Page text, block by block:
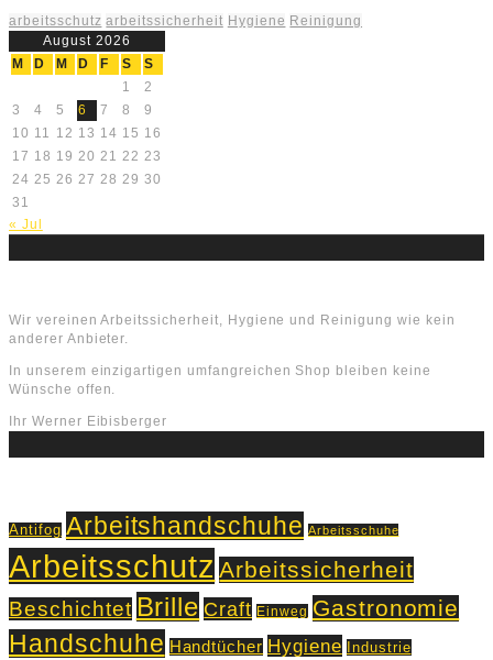
arbeitsschutz arbeitssicherheit Hygiene Reinigung
August 2026
M
D M D F S
S
1
2
3
4 5 6 7 8
9
10 11 12 13 14 15 16
17 18 19 20 21 22 23
24 25 26 27 28 29 30
31
« Jul
Wir vereinen Arbeitssicherheit, Hygiene und Reinigung wie kein
anderer Anbieter.
In unserem einzigartigen umfangreichen Shop bleiben keine
Wünsche offen.
Ihr Werner Eibisberger
Antifog Arbeitshandschuhe Arbeitsschuhe
Arbeitsschutz Arbeitssicherheit
Beschichtet Brille Craft Einweg Gastronomie
Handschuhe Handtücher Hygiene Industrie